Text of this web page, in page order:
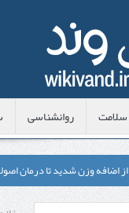
سلامت روانشناسی
از اضافه وزن شدید تا درمان
لیزر موهای زائد شاتی یا رولی؟